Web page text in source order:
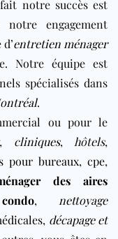
notre succès est
engagement
entretien ménager
Notre équipe est
spécialisés dans
.
ou pour le
, cliniques, hôtels,
pour bureaux,cpe,
des aires
, nettoyage
, décapage et